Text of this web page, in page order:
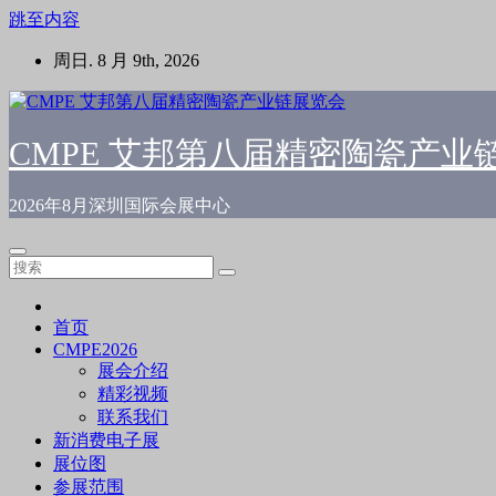
跳至内容
周日. 8 月 9th, 2026
CMPE 艾邦第八届精密陶瓷产业
2026年8月深圳国际会展中心
首页
CMPE2026
展会介绍
精彩视频
联系我们
新消费电子展
展位图
参展范围